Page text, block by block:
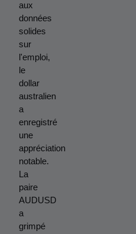
aux
données
solides
sur
l'emploi,
le
dollar
australien
a
enregistré
une
appréciation
notable.
La
paire
AUDUSD
a
grimpé